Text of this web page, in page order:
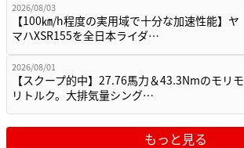
2026/08/03
【100㎞/h程度の実用域で十分な加速性能】ヤ
マハXSR155を全日本ライダ…
2026/08/01
【スクープ的中】27.76馬力＆43.3Nmのモリモ
リトルク。大排気量シング…
もっと見る